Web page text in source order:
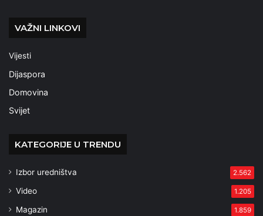
VAŽNI LINKOVI
Vijesti
Dijaspora
Domovina
Svijet
KATEGORIJE U TRENDU
Izbor uredništva 2.562
Video 1.205
Magazin 1.859